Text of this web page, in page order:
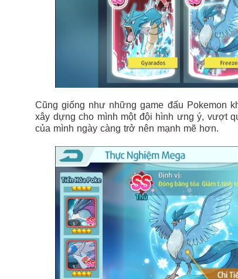
Cũng giống như những game đấu Pokemon
xây dựng cho mình một đội hình ưng ý, vượt
của mình ngày càng trở nên mạnh mẽ hơn.